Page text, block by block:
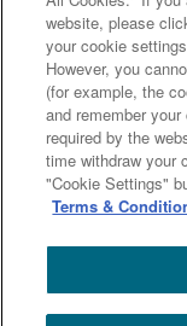
website, please
your cookie
However, you
(for example, the
and remember
required by the
time withdraw your
"Cookie Settings"
Terms &